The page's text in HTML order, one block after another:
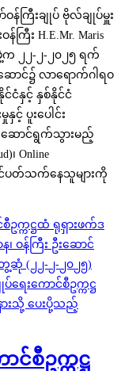
န်ကြီးချုပ် ဗိုလ်ချုပ်မှူး
ကြီး H.E.Mr. Maris
က ၂၂-၂-၂၀၂၅ ရက်
ာင်၌ လာရောက်ဂါရဝ
နှင့် နှစ်နိုင်ငံ
င့် ပူးပေါင်း
ဆောင်ရွက်သွားမည့်
၊ Online
ဝင်ပတ်သက်နေသူများကို
ဥက္ကဋ္ဌထံ ရုရှားဖက်ဒ
၊ ဝန်ကြီး ဦးဆောင်
(၂၂-၂-၂၀၂၅)
စီဥက္ကဋ္ဌ